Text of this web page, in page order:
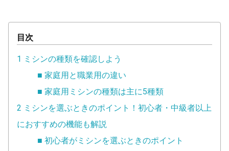
目次
1 ミシンの種類を確認しよう
■ 家庭用と職業用の違い
■ 家庭用ミシンの種類は主に5種類
2 ミシンを選ぶときのポイント！初心者・中級者以上
におすすめの機能も解説
■ 初心者がミシンを選ぶときのポイント